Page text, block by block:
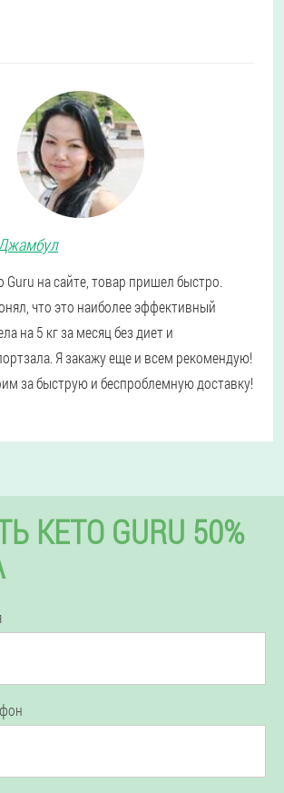
Guru на сайте, товар пришел быстро.
что это наиболее эффективный
на 5 кг за месяц без диет и
Я закажу еще и всем рекомендую!
за быструю и беспроблемную доставку!
KETO GURU 50%